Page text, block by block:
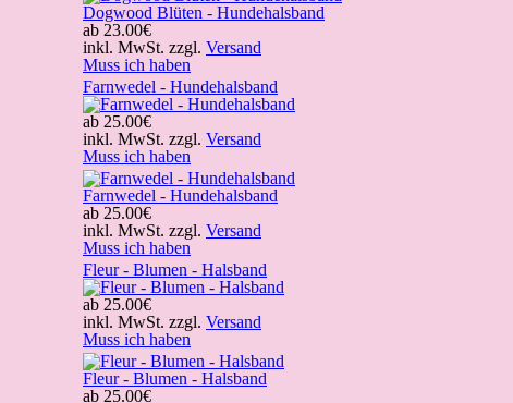
Dogwood Blüten - Hundehalsband
ab 23.00€
inkl. MwSt. zzgl. Versand
Muss ich haben
Farnwedel - Hundehalsband
ab 25.00€
inkl. MwSt. zzgl. Versand
Muss ich haben
Farnwedel - Hundehalsband
ab 25.00€
inkl. MwSt. zzgl. Versand
Muss ich haben
Fleur - Blumen - Halsband
ab 25.00€
inkl. MwSt. zzgl. Versand
Muss ich haben
Fleur - Blumen - Halsband
ab 25.00€